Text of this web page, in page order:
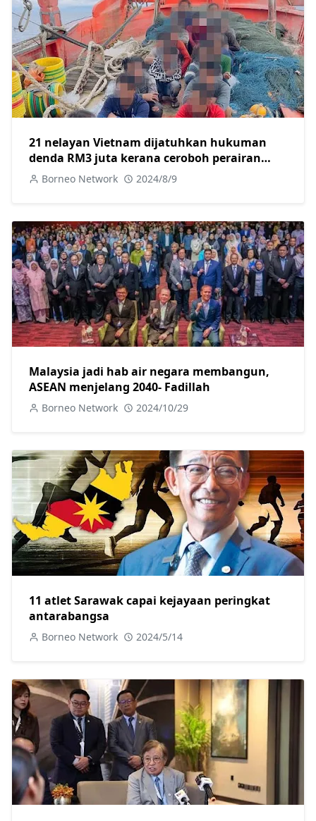
21 nelayan Vietnam dijatuhkan hukuman
denda RM3 juta kerana ceroboh perairan
negara
Borneo Network 2024/8/9
Malaysia jadi hab air negara membangun,
ASEAN menjelang 2040- Fadillah
Borneo Network 2024/10/29
11 atlet Sarawak capai kejayaan peringkat
antarabangsa
Borneo Network 2024/5/14